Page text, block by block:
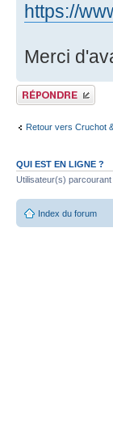
https://
Merci
Publier une réponse
Retour vers Cruchot
QUI EST EN LIGNE ?
Utilisateur(s)
Index du forum